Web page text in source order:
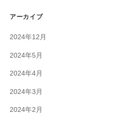
アーカイブ
2024年12月
2024年5月
2024年4月
2024年3月
2024年2月